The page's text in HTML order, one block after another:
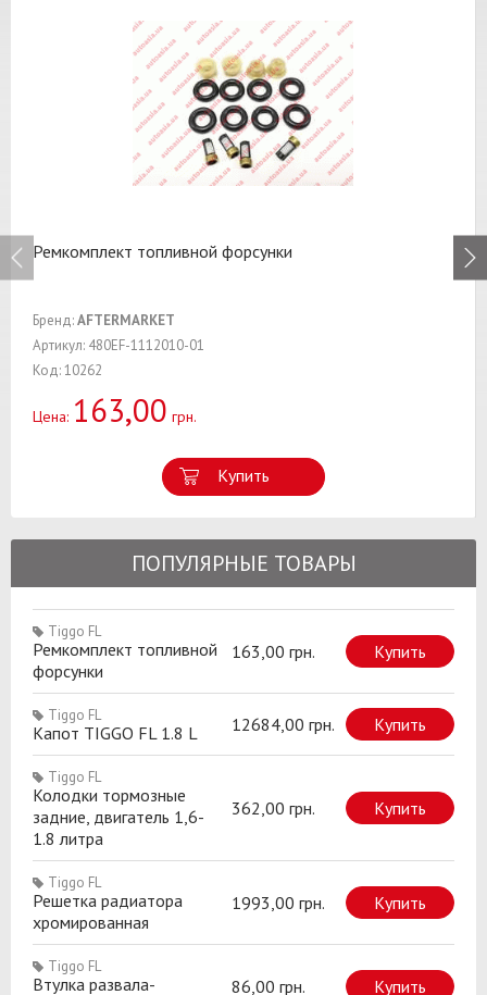
Ремкомплект топливной форсунки
Бренд:AFTERMARKET
Артикул: 480EF-1112010-01
Код: 10262
Цена: 163,00 грн.
Купить
ПОПУЛЯРНЫЕ ТОВАРЫ
Tiggo FL
Ремкомплект топливной
форсунки
163,00 грн. Купить
Tiggo FL
Капот TIGGO FL 1.8 L 12684,00 грн. Купить
Tiggo FL
Колодки тормозные
задние, двигатель 1,6-
1.8 литра
362,00 грн. Купить
Tiggo FL
Решетка радиатора
хромированная
1993,00 грн. Купить
Tiggo FL
Втулка развала-
86,00 грн. Купить